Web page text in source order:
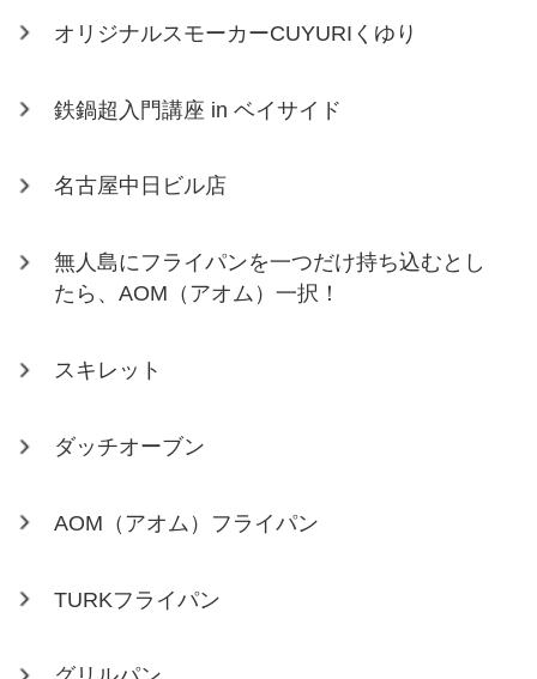
オリジナルスモーカーCUYURIくゆり
鉄鍋超入門講座 in ベイサイド
名古屋中日ビル店
無人島にフライパンを一つだけ持ち込むとし
たら、AOM（アオム）一択！
スキレット
ダッチオーブン
AOM（アオム）フライパン
TURKフライパン